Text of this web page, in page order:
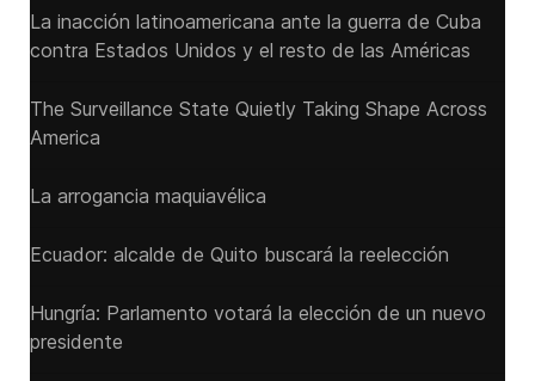
La inacción latinoamericana ante la guerra de Cuba
contra Estados Unidos y el resto de las Américas
The Surveillance State Quietly Taking Shape Across
America
La arrogancia maquiavélica
Ecuador: alcalde de Quito buscará la reelección
Hungría: Parlamento votará la elección de un nuevo
presidente